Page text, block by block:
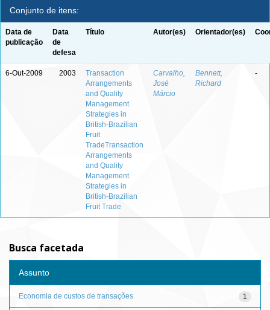
Conjunto de itens:
Data de
publicação
Data
de
defesa
Título Autor(es) Orientador(es)
6-Out-2009 2003
Transaction
Arrangements
and Quality
Management
Strategies in
British-Brazilian
Fruit
TradeTransaction
Arrangements
and Quality
Management
Strategies in
British-Brazilian
Fruit Trade
Carvalho,
José
Márcio
Bennett,
Richard
-
Busca facetada
Assunto
1
Economia de custos de transações